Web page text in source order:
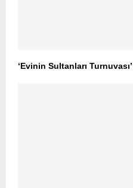
‘Evinin Sultanları